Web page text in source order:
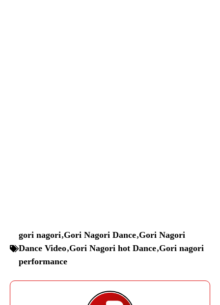
gori nagori,Gori Nagori Dance,Gori Nagori
Dance Video,Gori Nagori hot Dance,Gori nagori
performance